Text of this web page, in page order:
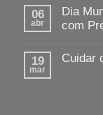
06
abr
Dia
com
19
mar
Cuidar